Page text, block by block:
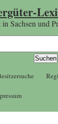
Sachsen und